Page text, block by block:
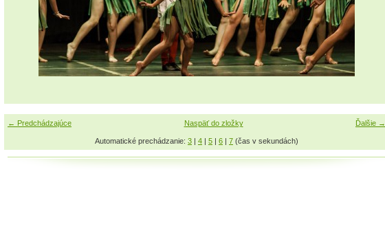
← Predchádzajúce Ďalšie →
Naspäť do zložky
Automatické prechádzanie: 3 | 4 | 5 | 6 | 7 (čas v sekundách)